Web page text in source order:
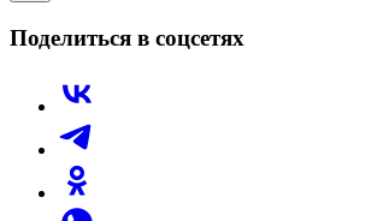
Поделиться в соцсетях